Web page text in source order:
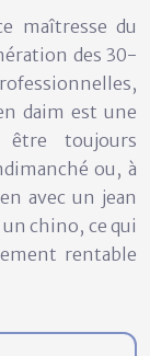
maîtresse du
des 30-
daim est une
toujours
ou, à
avec un jean
chino, ce qui
rentable